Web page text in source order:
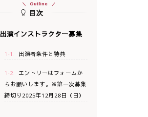
目次
Outline
出演インストラクター募集
1-1. 出演者条件と特典
1-2. エントリーはフォームか
らお願いします。※第一次募集
締切り2025年12月28日（日）